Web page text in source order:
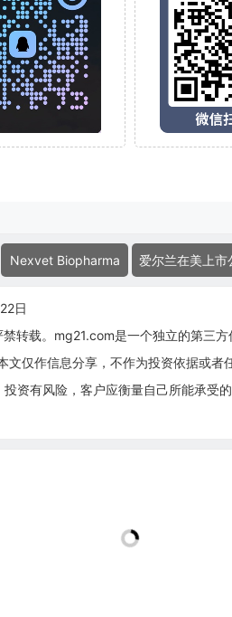
Nexvet Biopharma 爱尔兰在美上市
日
转载。mg21.com是一个独立的第三
仅作信息分享，不作为投资依据或者
资有风险，客户应衡量自己所能承受